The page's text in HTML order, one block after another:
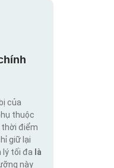
của
thuộc
thời điểm
giữ lại
lý tối đa là
này